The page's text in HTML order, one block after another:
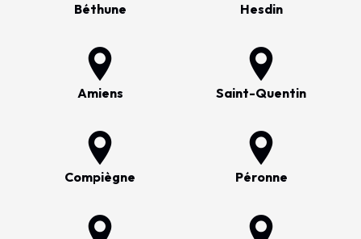
Béthune Hesdin
Amiens Saint-Quentin
Compiègne Péronne